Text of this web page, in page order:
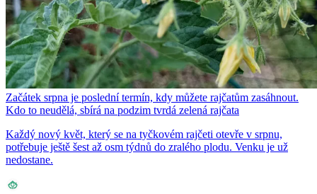
Začátek srpna je poslední termín, kdy můžete rajčatům zasáhnout.
Kdo to neudělá, sbírá na podzim tvrdá zelená rajčata
Každý nový květ, který se na tyčkovém rajčeti otevře v srpnu,
potřebuje ještě šest až osm týdnů do zralého plodu. Venku je už
nedostane.